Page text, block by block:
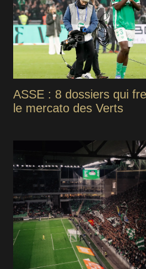
ASSE : 8 dossiers qui
le mercato des Verts